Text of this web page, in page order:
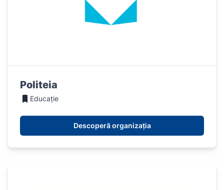
Politeia
Educație
Descoperă organizația